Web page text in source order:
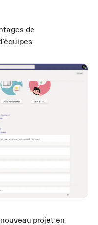
de
projet en